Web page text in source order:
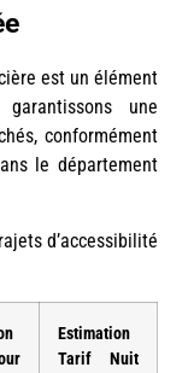
est un élément
une
conformément
le département
d’accessibilité
Estimation
Tarif Nuit